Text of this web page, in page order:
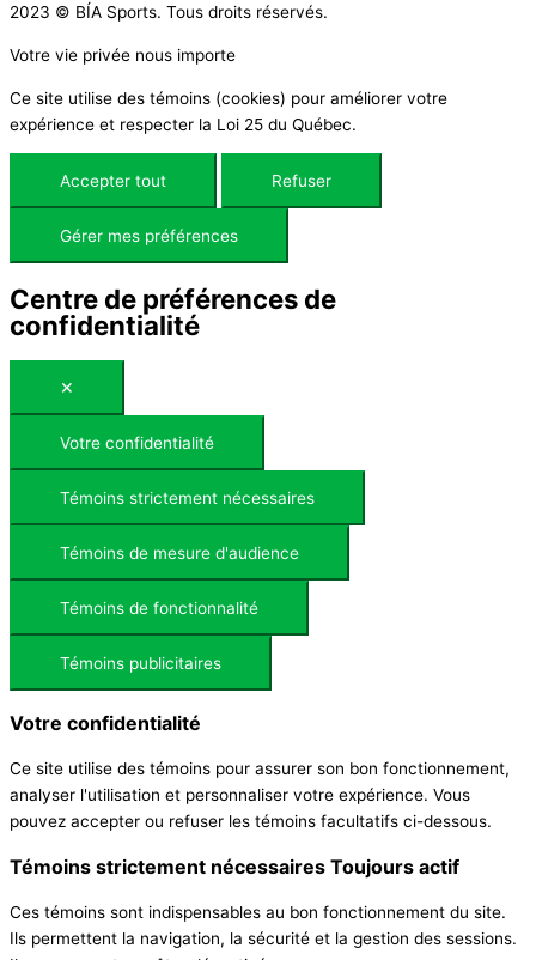
2023 © BÍA Sports. Tous droits réservés.
Votre vie privée nous importe
Ce site utilise des témoins (cookies) pour améliorer votre
expérience et respecter la Loi 25 du Québec.
Accepter tout Refuser
Gérer mes préférences
Centre de préférences de
confidentialité
✕
Votre confidentialité
Témoins strictement nécessaires
Témoins de mesure d'audience
Témoins de fonctionnalité
Témoins publicitaires
Votre confidentialité
Ce site utilise des témoins pour assurer son bon fonctionnement,
analyser l'utilisation et personnaliser votre expérience. Vous
pouvez accepter ou refuser les témoins facultatifs ci-dessous.
Témoins strictement nécessaires Toujours actif
Ces témoins sont indispensables au bon fonctionnement du site.
Ils permettent la navigation, la sécurité et la gestion des sessions.